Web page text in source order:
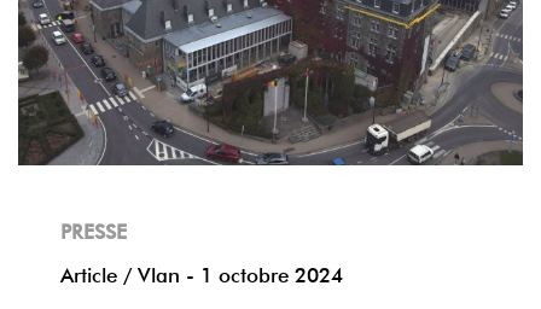
PRESSE
Article / Vlan - 1 octobre 2024